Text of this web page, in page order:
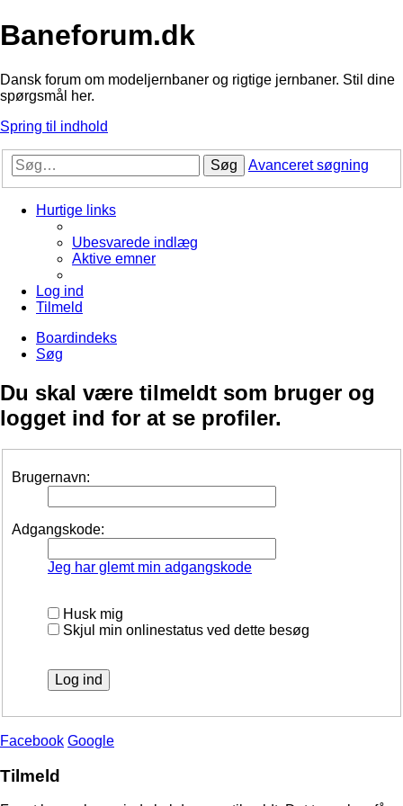
Baneforum.dk
Dansk forum om modeljernbaner og rigtige jernbaner. Stil dine
spørgsmål her.
Spring til indhold
Søg Avanceret søgning
Hurtige links
Ubesvarede indlæg
Aktive emner
Log ind
Tilmeld
Boardindeks
Søg
Du skal være tilmeldt som bruger og
logget ind for at se profiler.
Brugernavn:
Adgangskode:
Jeg har glemt min adgangskode
Husk mig
Skjul min onlinestatus ved dette besøg
Facebook Google
Tilmeld